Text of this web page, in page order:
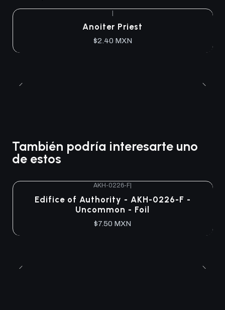
Anoiter Priest
$2.40 MXN
También podría interesarte uno
de estos
Agotado
AKH-0226-F
Edifice of Authority - AKH-0226-F -
Uncommon - Foil
$7.50 MXN